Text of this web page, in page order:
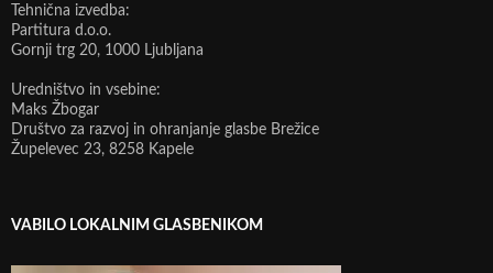
Tehnična izvedba:
Partitura d.o.o.
Gornji trg 20, 1000 Ljubljana
Uredništvo in vsebine:
Maks Žbogar
Društvo za razvoj in ohranjanje glasbe Brežice
Župelevec 23, 8258 Kapele
VABILO LOKALNIM GLASBENIKOM